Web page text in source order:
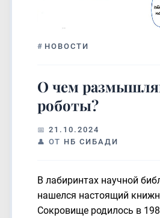
# НОВОСТИ
О чем
роботы?
21.10.2024
ОТ НБ СИБАДИ
В лабиринтах научной
нашелся настоящий
Сокровище родилось в